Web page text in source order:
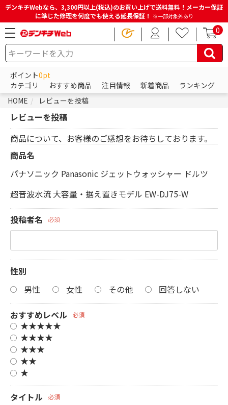
デンキチWebなら、3,300円以上(税込)のお買い上げで送料無料！メーカー保証
に準じた修理を何度でも使える延長保証！ ※一部対象外あり
0
ポイント0pt
カテゴリ
おすすめ商品 注目情報 新着商品
ランキング
HOME
レビューを投稿
レビューを投稿
商品について、お客様のご感想をお待ちしております。
商品名
パナソニック Panasonic ジェットウォッシャー ドルツ
超音波水流 大容量・据え置きモデル EW-DJ75-W
投稿者名 必須
性別
男性
女性 その他 回答しない
おすすめレベル 必須
★★★★★
★★★★
★★★
★★
★
タイトル
必須